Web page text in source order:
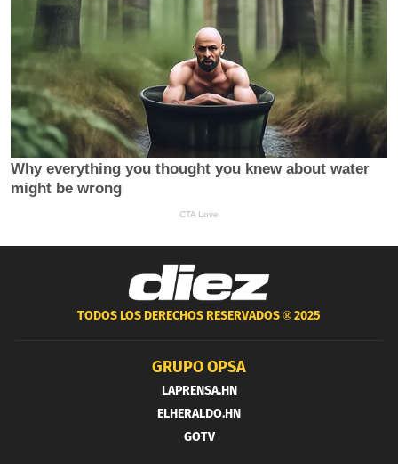
TODOS LOS DERECHOS RESERVADOS ®2025
GRUPO OPSA
LAPRENSA.HN
ELHERALDO.HN
GOTV